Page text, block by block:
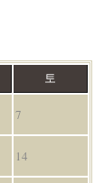
토
7
14